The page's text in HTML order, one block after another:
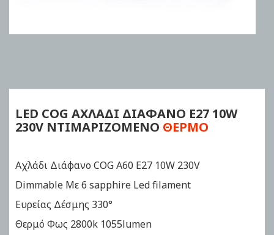
beginning
the
images
LED COG ΑΧΛΑΔΙ ΔΙΑΦΑΝΟ Ε27 10W
230V ΝΤΙΜΑΡIZOMENO ΘΕΡΜΟ
Αχλάδι Διάφανο COG Α60 E27 10W 230V
Dimmable Με 6 sapphire Led filament
Ευρείας Δέσμης 330°
Θερμό Φως 2800k 1055lumen